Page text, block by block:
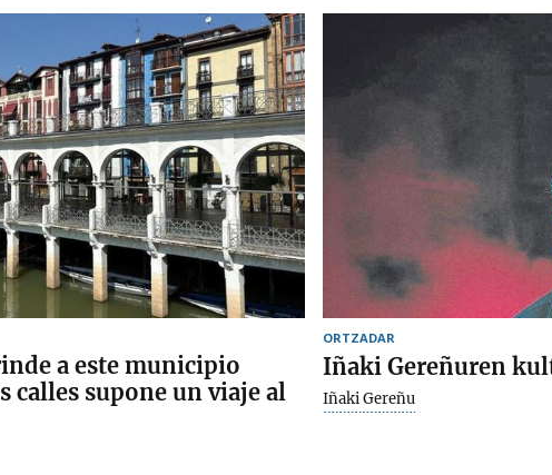
a este municipio
calles supone un viaje al
ORTZADAR
Iñaki Gereñuren
Iñaki Gereñu